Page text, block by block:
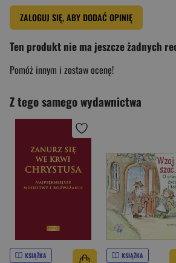
ZALOGUJ SIĘ, ABY DODAĆ OPINIĘ
Ten produkt nie ma jeszcze żadnych
Pomóż innym i zostaw ocenę!
Z tego samego wydawnictwa
KSIĄŻKA KSIĄŻKA